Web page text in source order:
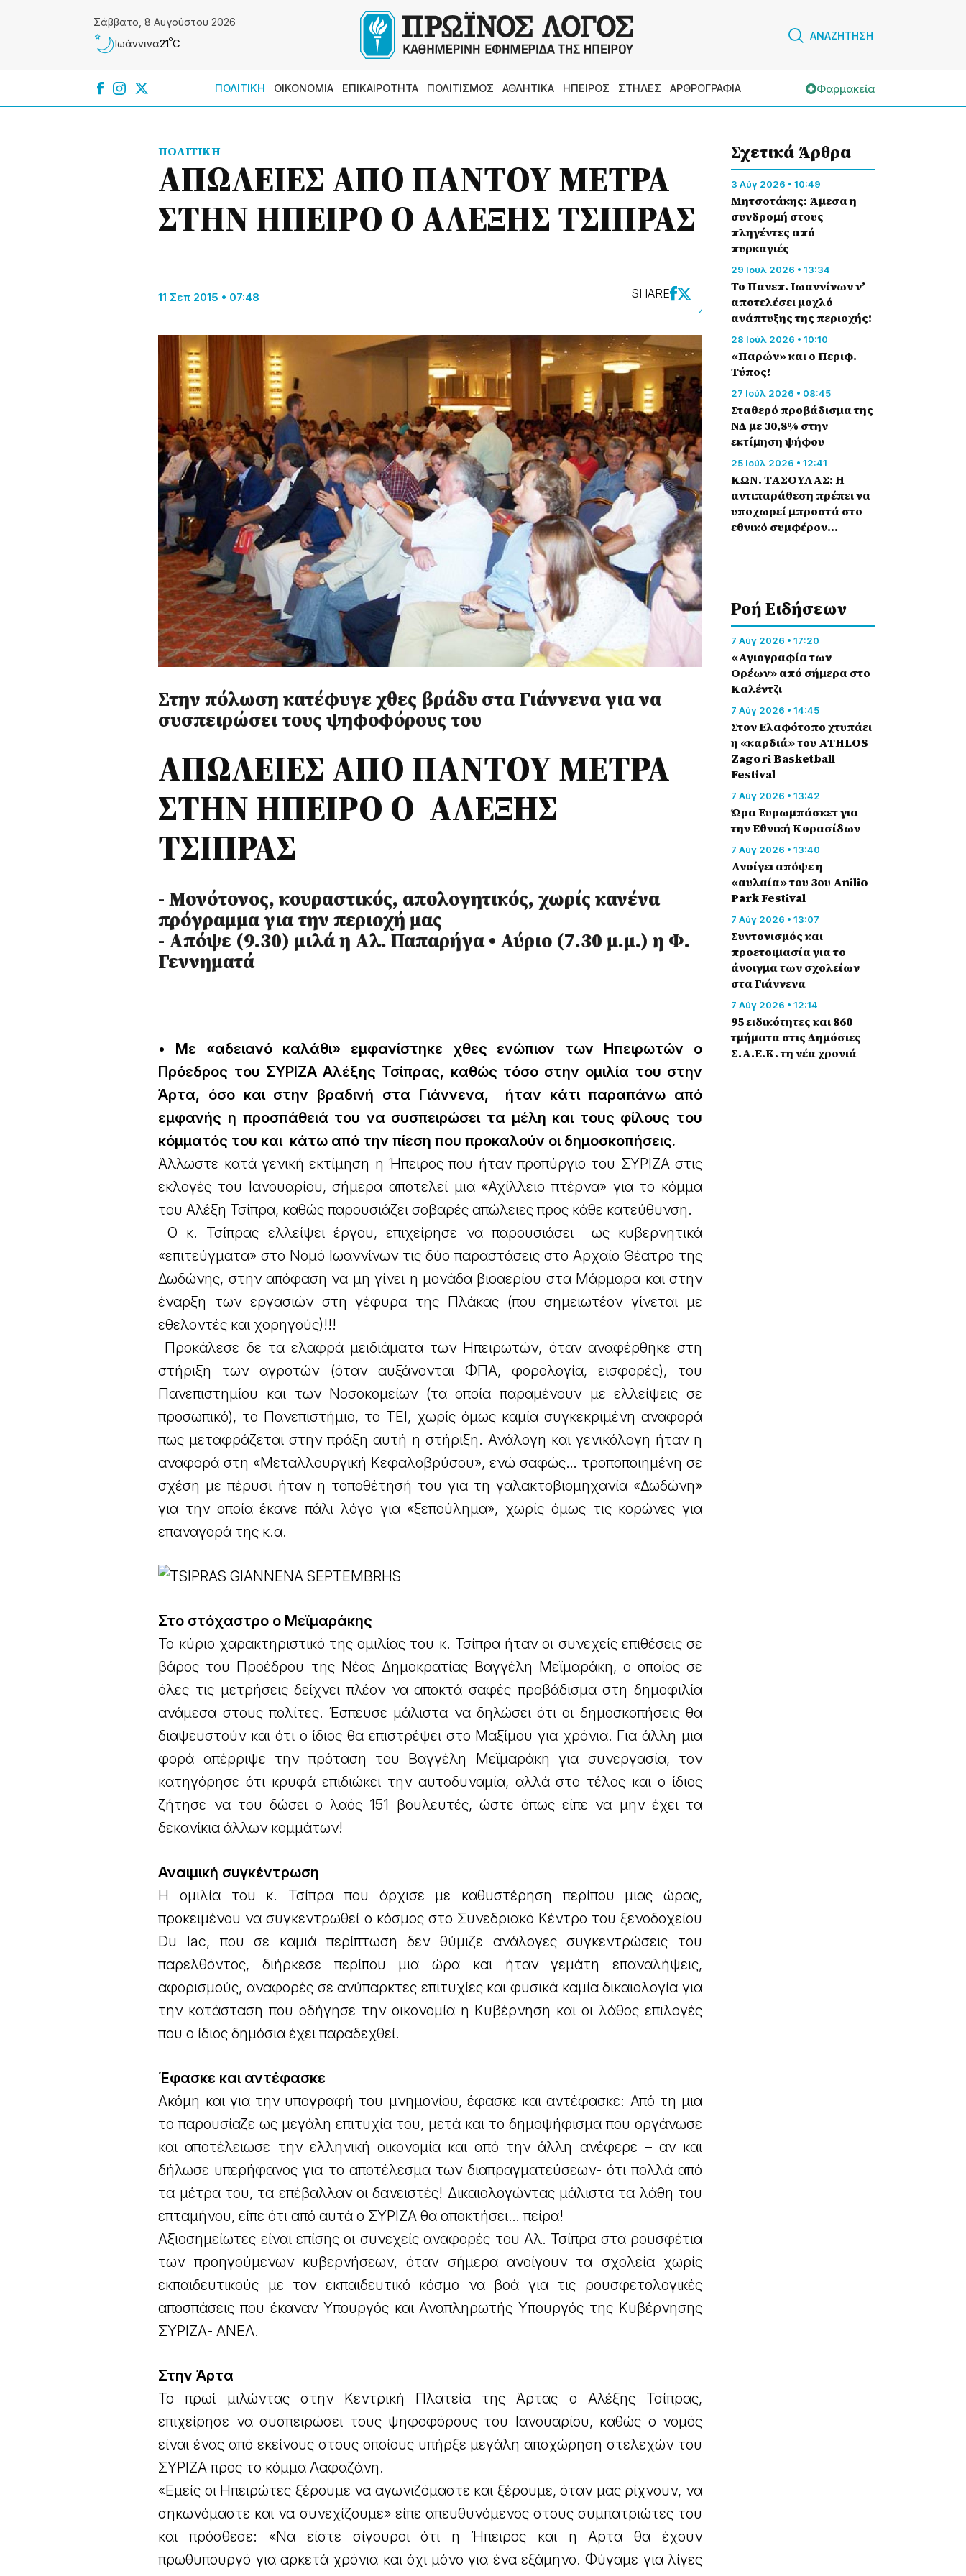
Σάββατο, 8 Αυγούστου 2026
Ιωάννɩνα21ºC
ΑΝΑΖΗΤΗΣΗ
ΠΟΛΙΤΙΚΗ ΟΙΚΟΝΟΜΙΑ ΕΠΙΚΑΙΡΟΤΗΤΑ ΠΟΛΙΤΙΣΜΟΣ ΑΘΛΗΤΙΚΑ ΗΠΕΙΡΟΣ ΣΤΗΛΕΣ ΑΡΘΡΟΓΡΑΦΙΑ Φαρμακεία
ΠΟΛΙΤΙΚΗ
ΑΠΩΛΕΙΕΣ ΑΠO ΠΑΝΤΟΥ ΜΕΤΡΑ
ΣΤΗΝ ΗΠΕΙΡΟ Ο ΑΛΕΞΗΣ ΤΣΙΠΡΑΣ
11 Σεπ 2015 • 07:48 SHARE
Στην πόλωση κατέφυγε χθες βράδυ στα Γιάννενα για να
συσπειρώσει τους ψηφοφόρους του
ΑΠΩΛΕΙΕΣ ΑΠO ΠΑΝΤΟΥ ΜΕΤΡΑ
ΣΤΗΝ ΗΠΕΙΡΟ Ο ΑΛΕΞΗΣ
ΤΣΙΠΡΑΣ
- Μονότονος, κουραστικός, απολογητικός, χωρίς κανένα
πρόγραμμα για την περιοχή μας
- Απόψε (9.30) μιλά η Αλ. Παπαρήγα • Αύριο (7.30 μ.μ.) η Φ.
Γεννηματά
• Με «αδειανό καλάθι» εμφανίστηκε χθες ενώπιον των Ηπειρωτών ο
Πρόεδρος του ΣΥΡΙΖΑ Αλέξης Τσίπρας, καθώς τόσο στην ομιλία του στην
Άρτα, όσο και στην βραδινή στα Γιάννενα, ήταν κάτι παραπάνω από
εμφανής η προσπάθειά του να συσπειρώσει τα μέλη και τους φίλους του
κόμματός του και κάτω από την πίεση που προκαλούν οι δημοσκοπήσεις.
Άλλωστε κατά γενική εκτίμηση η Ήπειρος που ήταν προπύργιο του ΣΥΡΙΖΑ στις
εκλογές του Ιανουαρίου, σήμερα αποτελεί μια «Αχίλλειο πτέρνα» για το κόμμα
του Αλέξη Τσίπρα, καθώς παρουσιάζει σοβαρές απώλειες προς κάθε κατεύθυνση.
Ο κ. Τσίπρας ελλείψει έργου, επιχείρησε να παρουσιάσει ως κυβερνητικά
«επιτεύγματα» στο Νομό Ιωαννίνων τις δύο παραστάσεις στο Αρχαίο Θέατρο της
Δωδώνης, στην απόφαση να μη γίνει η μονάδα βιοαερίου στα Μάρμαρα και στην
έναρξη των εργασιών στη γέφυρα της Πλάκας (που σημειωτέον γίνεται με
εθελοντές και χορηγούς)!!!
Προκάλεσε δε τα ελαφρά μειδιάματα των Ηπειρωτών, όταν αναφέρθηκε στη
στήριξη των αγροτών (όταν αυξάνονται ΦΠΑ, φορολογία, εισφορές), του
Πανεπιστημίου και των Νοσοκομείων (τα οποία παραμένουν με ελλείψεις σε
προσωπικό), το Πανεπιστήμιο, το ΤΕΙ, χωρίς όμως καμία συγκεκριμένη αναφορά
πως μεταφράζεται στην πράξη αυτή η στήριξη. Ανάλογη και γενικόλογη ήταν η
αναφορά στη «Μεταλλουργική Κεφαλοβρύσου», ενώ σαφώς… τροποποιημένη σε
σχέση με πέρυσι ήταν η τοποθέτησή του για τη γαλακτοβιομηχανία «Δωδώνη»
για την οποία έκανε πάλι λόγο για «ξεπούλημα», χωρίς όμως τις κορώνες για
επαναγορά της κ.α.
Στο στόχαστρο ο Μεϊμαράκης
Το κύριο χαρακτηριστικό της ομιλίας του κ. Τσίπρα ήταν οι συνεχείς επιθέσεις σε
βάρος του Προέδρου της Νέας Δημοκρατίας Βαγγέλη Μεϊμαράκη, ο οποίος σε
όλες τις μετρήσεις δείχνει πλέον να αποκτά σαφές προβάδισμα στη δημοφιλία
ανάμεσα στους πολίτες. Έσπευσε μάλιστα να δηλώσει ότι οι δημοσκοπήσεις θα
διαψευστούν και ότι ο ίδιος θα επιστρέψει στο Μαξίμου για χρόνια. Για άλλη μια
φορά απέρριψε την πρόταση του Βαγγέλη Μεϊμαράκη για συνεργασία, τον
κατηγόρησε ότι κρυφά επιδιώκει την αυτοδυναμία, αλλά στο τέλος και ο ίδιος
ζήτησε να του δώσει ο λαός 151 βουλευτές, ώστε όπως είπε να μην έχει τα
δεκανίκια άλλων κομμάτων!
Αναιμική συγκέντρωση
Η ομιλία του κ. Τσίπρα που άρχισε με καθυστέρηση περίπου μιας ώρας,
προκειμένου να συγκεντρωθεί ο κόσμος στο Συνεδριακό Κέντρο του ξενοδοχείου
Du lac, που σε καμιά περίπτωση δεν θύμιζε ανάλογες συγκεντρώσεις του
παρελθόντος, διήρκεσε περίπου μια ώρα και ήταν γεμάτη επαναλήψεις,
αφορισμούς, αναφορές σε ανύπαρκτες επιτυχίες και φυσικά καμία δικαιολογία για
την κατάσταση που οδήγησε την οικονομία η Κυβέρνηση και οι λάθος επιλογές
που ο ίδιος δημόσια έχει παραδεχθεί.
Έφασκε και αντέφασκε
Ακόμη και για την υπογραφή του μνημονίου, έφασκε και αντέφασκε: Από τη μια
το παρουσίαζε ως μεγάλη επιτυχία του, μετά και το δημοψήφισμα που οργάνωσε
και αποτέλειωσε την ελληνική οικονομία και από την άλλη ανέφερε – αν και
δήλωσε υπερήφανος για το αποτέλεσμα των διαπραγματεύσεων- ότι πολλά από
τα μέτρα του, τα επέβαλλαν οι δανειστές! Δικαιολογώντας μάλιστα τα λάθη του
επταμήνου, είπε ότι από αυτά ο ΣΥΡΙΖΑ θα αποκτήσει… πείρα!
Αξιοσημείωτες είναι επίσης οι συνεχείς αναφορές του Αλ. Τσίπρα στα ρουσφέτια
των προηγούμενων κυβερνήσεων, όταν σήμερα ανοίγουν τα σχολεία χωρίς
εκπαιδευτικούς με τον εκπαιδευτικό κόσμο να βοά για τις ρουσφετολογικές
αποσπάσεις που έκαναν Υπουργός και Αναπληρωτής Υπουργός της Κυβέρνησης
ΣΥΡΙΖΑ- ΑΝΕΛ.
Στην Άρτα
Το πρωί μιλώντας στην Κεντρική Πλατεία της Άρτας ο Αλέξης Τσίπρας,
επιχείρησε να συσπειρώσει τους ψηφοφόρους του Ιανουαρίου, καθώς ο νομός
είναι ένας από εκείνους στους οποίους υπήρξε μεγάλη αποχώρηση στελεχών του
ΣΥΡΙΖΑ προς το κόμμα Λαφαζάνη.
«Εμείς οι Ηπειρώτες ξέρουμε να αγωνιζόμαστε και ξέρουμε, όταν μας ρίχνουν, να
σηκωνόμαστε και να συνεχίζουμε» είπε απευθυνόμενος στους συμπατριώτες του
και πρόσθεσε: «Να είστε σίγουροι ότι η Ήπειρος και η Αρτα θα έχουν
πρωθυπουργό για αρκετά χρόνια και όχι μόνο για ένα εξάμηνο. Φύγαμε για λίγες
Σχετικά Άρθρα
3 Αύγ 2026 • 10:49
Μητσοτάκης: Άμεσα η
συνδρομή στους
πληγέντες από
πυρκαγιές
29 Ιούλ 2026 • 13:34
Το Πανεπ. Ιωαννίνων ν’
αποτελέσει μοχλό
ανάπτυξης της περιοχής!
28 Ιούλ 2026 • 10:10
«Παρών» και ο Περιφ.
Τύπος!
27 Ιούλ 2026 • 08:45
Σταθερό προβάδισμα της
ΝΔ με 30,8% στην
εκτίμηση ψήφου
25 Ιούλ 2026 • 12:41
ΚΩΝ. ΤΑΣΟΥΛΑΣ: Η
αντιπαράθεση πρέπει να
υποχωρεί μπροστά στο
εθνικό συμφέρον…
Ροή Eιδήσεων
7 Αύγ 2026 • 17:20
«Αγιογραφία των
Ορέων» από σήμερα στο
Καλέντζι
7 Αύγ 2026 • 14:45
Στον Ελαφότοπο χτυπάει
η «καρδιά» του ATHLOS
Zagori Basketball
Festival
7 Αύγ 2026 • 13:42
Ώρα Ευρωμπάσκετ για
την Εθνική Κορασίδων
7 Αύγ 2026 • 13:40
Ανοίγει απόψε η
«αυλαία» του 3ου Anilio
Park Festival
7 Αύγ 2026 • 13:07
Συντονισμός και
προετοιμασία για το
άνοιγμα των σχολείων
στα Γιάννενα
7 Αύγ 2026 • 12:14
95 ειδικότητες και 860
τμήματα στις Δημόσιες
Σ.Α.Ε.Κ. τη νέα χρονιά